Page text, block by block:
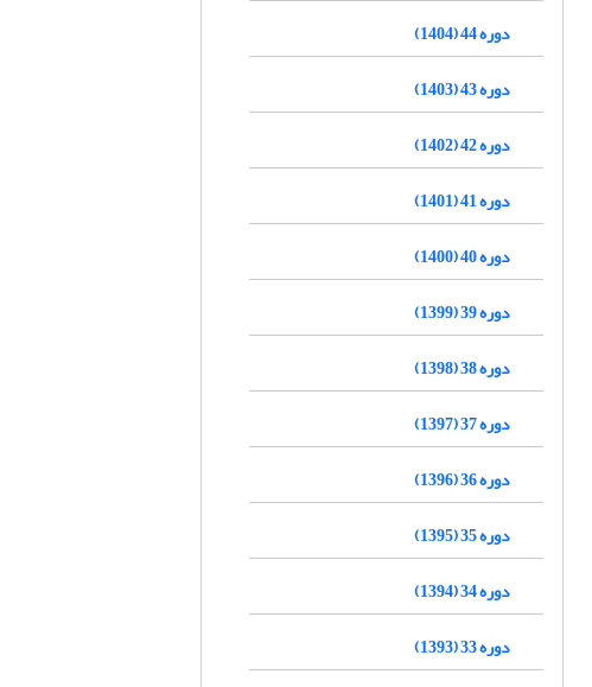
دوره 44 (1404)
دوره 43 (1403)
دوره 42 (1402)
دوره 41 (1401)
دوره 40 (1400)
دوره 39 (1399)
دوره 38 (1398)
دوره 37 (1397)
دوره 36 (1396)
دوره 35 (1395)
دوره 34 (1394)
دوره 33 (1393)